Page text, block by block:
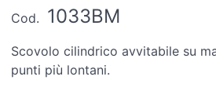
Cod. 1033BM
Scovolo cilindrico avvitabile su
punti più lontani.